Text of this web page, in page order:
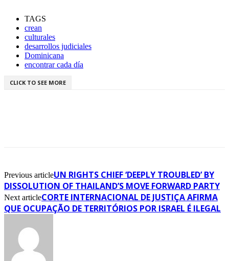
TAGS
crean
culturales
desarrollos judiciales
Dominicana
encontrar cada día
CLICK TO SEE MORE
Previous articleUN RIGHTS CHIEF ‘DEEPLY TROUBLED’ BY
DISSOLUTION OF THAILAND’S MOVE FORWARD PARTY
Next articleCORTE INTERNACIONAL DE JUSTIÇA AFIRMA
QUE OCUPAÇÃO DE TERRITÓRIOS POR ISRAEL É ILEGAL